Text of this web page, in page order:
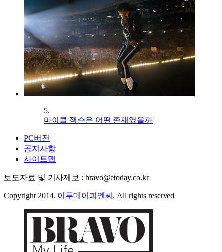
5.
마이클 잭슨은 어떤 존재였을까
PC버전
공지사항
사이트맵
보도자료 및 기사제보 : bravo@etoday.co.kr
Copyright 2014. 이투데이피엔씨 . All rights reserved